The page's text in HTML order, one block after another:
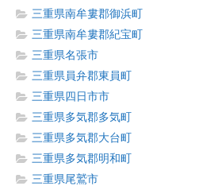
三重県南牟婁郡御浜町
三重県南牟婁郡紀宝町
三重県名張市
三重県員弁郡東員町
三重県四日市市
三重県多気郡多気町
三重県多気郡大台町
三重県多気郡明和町
三重県尾鷲市